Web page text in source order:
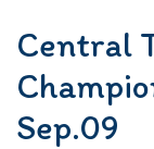
Central
Sep.09